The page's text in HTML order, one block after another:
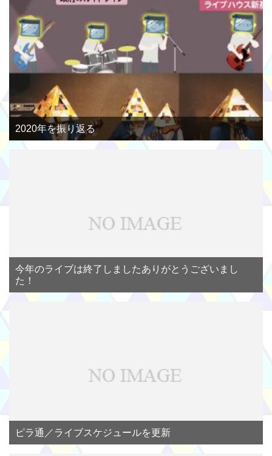
2020年を振り返る
今年のライブは終了しましたありがとうございまし
た！
ピラ通／ライブスケジュールを更新